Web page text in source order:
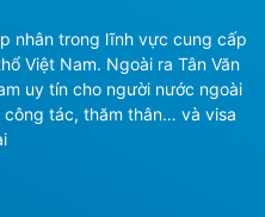
nhân trong lĩnh vực cung cấp
Việt Nam. Ngoài ra Tân Văn
uy tín cho người nước ngoài
tác, thăm thân… và visa